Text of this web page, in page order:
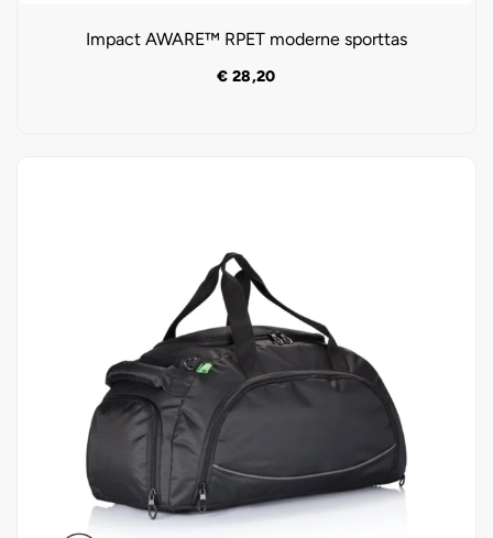
Impact AWARE™ RPET moderne sporttas
€ 28,20